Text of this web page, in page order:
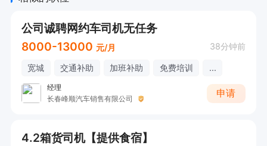
公司诚聘网约车司机无任务
8000-13000 元/月 38分钟前
宽城 交通补助 加班补助 免费培训 ...
经理
长春峰顺汽车销售有限公司
申请
4.2箱货司机【提供食宿】